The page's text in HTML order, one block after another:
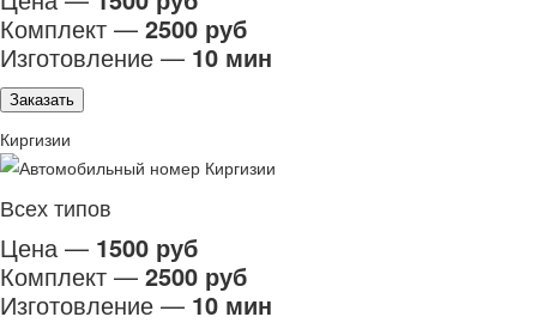
Комплект — 2500 руб
Изготовление — 10 мин
Заказать
Киргизии
Всех типов
Цена — 1500 руб
Комплект — 2500 руб
Изготовление — 10 мин